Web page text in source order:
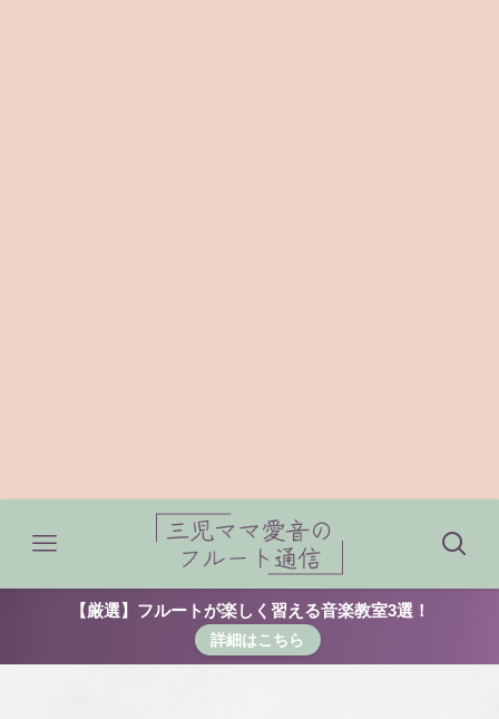
【厳選】フルートが楽しく習える音楽教室3選！
詳細はこちら